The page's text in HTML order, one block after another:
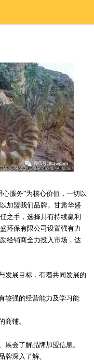
服务”为核心价值，一切以
加盟我们品牌。甘肃华盛
之手，选择具有持续赢利
环保有限公司设置强有力
经销商全力投入市场，达
发展目标，有着共同发展的
较强的经营能力及学习能
商铺。
展会了解品牌加盟信息。
牌深入了解。